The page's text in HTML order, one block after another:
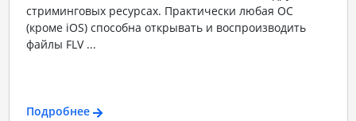
стриминговых ресурсах. Практически любая ОС
(кроме iOS) способна открывать и воспроизводить
файлы FLV ...
Подробнее